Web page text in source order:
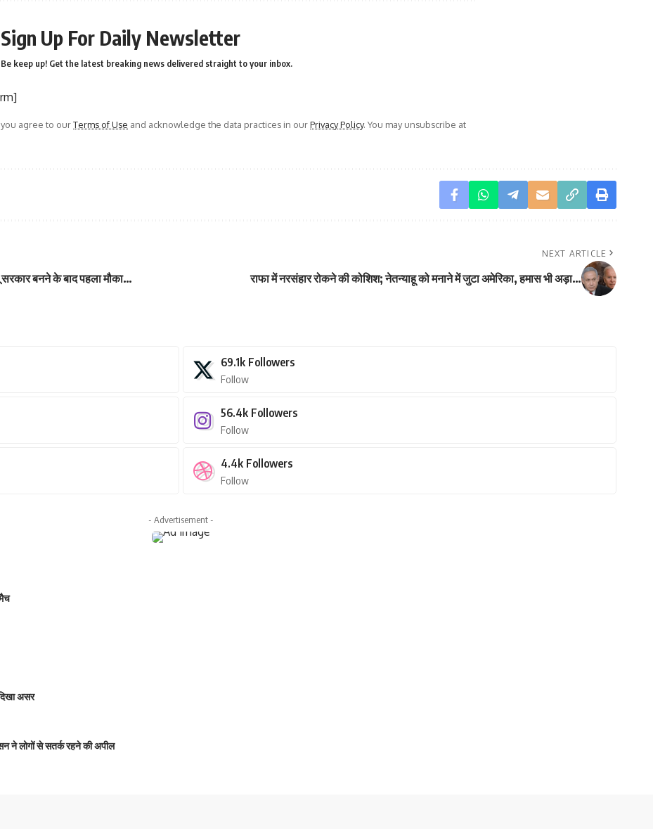
Sign Up For Daily Newsletter
Be keep up! Get the latest breaking news delivered straight to your inbox.
agree to ourTerms of Use and acknowledge the data practices in ourPrivacy Policy. You may unsubscribe at
सरकार बनने के बाद पहला मौका…
NEXT ARTICLE
राफा में नरसंहार रोकने की कोशिश; नेतन्याहू को मनाने में जुटा अमेरिका, हमास भी अड़ा…
69.1k Followers
Follow
56.4k Followers
Follow
4.4k Followers
Follow
- Advertisement -
असर
ने लोगों से सतर्क रहने की अपील